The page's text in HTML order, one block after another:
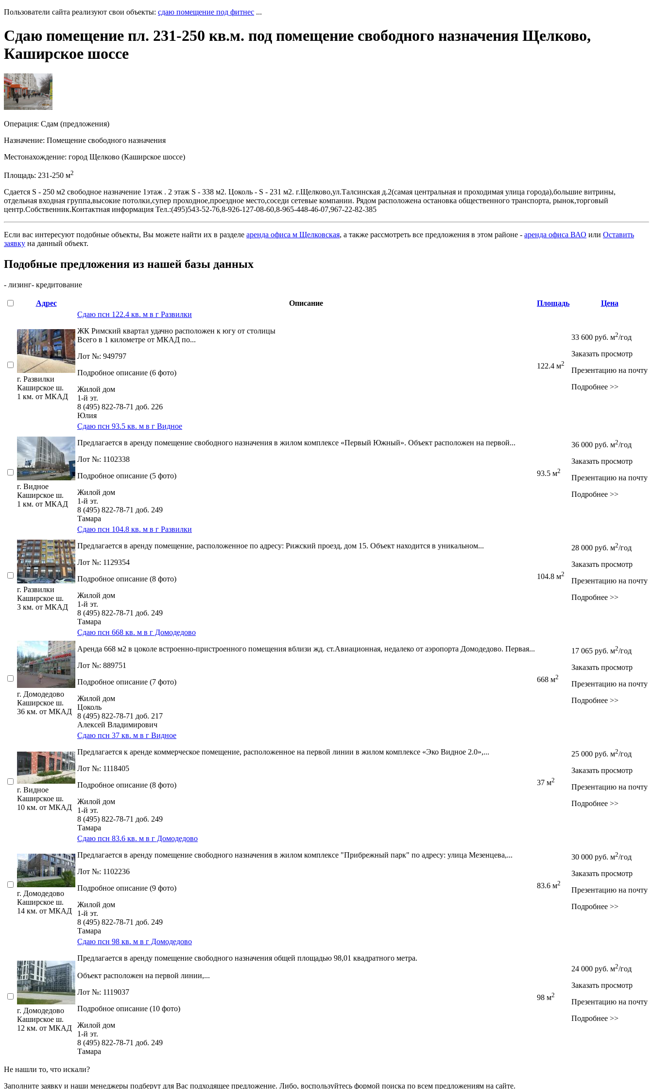
Пользователи сайта реализуют свои объекты: сдаю помещение под фитнес ...
Сдаю помещение пл. 231-250 кв.м. под помещение свободного назначения Щелково,
Каширское шоссе
Операция: Сдам (предложения)
Назначение: Помещение свободного назначения
Местонахождение: город Щелково (Каширское шоссе)
Площадь: 231-250 м2
Сдается S - 250 м2 свободное назначение 1этаж . 2 этаж S - 338 м2. Цоколь - S - 231 м2. г.Щелково,ул.Талсинская д.2(cамая центральная и проходимая улица города),большие витрины,
отдельная входная группа,высокие потолки,супер проходное,проездное место,соседи сетевые компании. Рядом расположена остановка общественного транспорта, рынок,торговый
центр.Собственник.Контактная информация Тел.:(495)543-52-76,8-926-127-08-60,8-965-448-46-07,967-22-82-385
Если вас интересуют подобные объекты, Вы можете найти их в разделе аренда офиса м Щелковская, а также рассмотреть все предложения в этом районе - аренда офиса ВАО или Оставить
заявку на данный объект.
Подобные предложения из нашей базы данных
- лизинг- кредитование
Адрес Описание Площадь Цена
г. Развилки
Каширское ш.
1 км. от МКАД
Сдаю псн 122.4 кв. м в г Развилки
ЖК Римский квартал удачно расположен к югу от столицы
Всего в 1 километре от МКАД по...
Лот №: 949797
Подробное описание (6 фото)
Жилой дом
1-й эт.
8 (495) 822-78-71 доб. 226
Юлия
122.4 м2
33 600 руб. м2/год
Заказать просмотр
Презентацию на почту
Подробнее >>
г. Видное
Каширское ш.
1 км. от МКАД
Сдаю псн 93.5 кв. м в г Видное
Предлагается в аренду помещение свободного назначения в жилом комплексе «Первый Южный». Объект расположен на первой...
Лот №: 1102338
Подробное описание (5 фото)
Жилой дом
1-й эт.
8 (495) 822-78-71 доб. 249
Тамара
93.5 м2
36 000 руб. м2/год
Заказать просмотр
Презентацию на почту
Подробнее >>
г. Развилки
Каширское ш.
3 км. от МКАД
Сдаю псн 104.8 кв. м в г Развилки
Предлагается в аренду помещение,­ расположенное по адресу: Рижский проезд,­ дом 15. Объект находится в уникальном...
Лот №: 1129354
Подробное описание (8 фото)
Жилой дом
1-й эт.
8 (495) 822-78-71 доб. 249
Тамара
104.8 м2
28 000 руб. м2/год
Заказать просмотр
Презентацию на почту
Подробнее >>
г. Домодедово
Каширское ш.
36 км. от МКАД
Сдаю псн 668 кв. м в г Домодедово
Аренда 668 м2 в цоколе встроенно-пристроенного помещения вблизи жд. ст.Авиационная,­ недалеко от аэропорта Домодедово. Первая...
Лот №: 889751
Подробное описание (7 фото)
Жилой дом
Цоколь
8 (495) 822-78-71 доб. 217
Алексей Владимирович
668 м2
17 065 руб. м2/год
Заказать просмотр
Презентацию на почту
Подробнее >>
г. Видное
Каширское ш.
10 км. от МКАД
Сдаю псн 37 кв. м в г Видное
Предлагается к аренде коммерческое помещение,­ расположенное на первой линии в жилом комплексе «Эко Видное 2.0»,­...
Лот №: 1118405
Подробное описание (8 фото)
Жилой дом
1-й эт.
8 (495) 822-78-71 доб. 249
Тамара
37 м2
25 000 руб. м2/год
Заказать просмотр
Презентацию на почту
Подробнее >>
г. Домодедово
Каширское ш.
14 км. от МКАД
Сдаю псн 83.6 кв. м в г Домодедово
Предлагается в аренду помещение свободного назначения в жилом комплексе "Прибрежный парк" по адресу: улица Мезенцева,­...
Лот №: 1102236
Подробное описание (9 фото)
Жилой дом
1-й эт.
8 (495) 822-78-71 доб. 249
Тамара
83.6 м2
30 000 руб. м2/год
Заказать просмотр
Презентацию на почту
Подробнее >>
г. Домодедово
Каширское ш.
12 км. от МКАД
Сдаю псн 98 кв. м в г Домодедово
Предлагается в аренду помещение свободного назначения общей площадью 98,­01 квадратного метра.
Объект расположен на первой линии,­...
Лот №: 1119037
Подробное описание (10 фото)
Жилой дом
1-й эт.
8 (495) 822-78-71 доб. 249
Тамара
98 м2
24 000 руб. м2/год
Заказать просмотр
Презентацию на почту
Подробнее >>
Не нашли то, что искали?
Заполните заявку и наши менеджеры подберут для Вас подходящее предложение. Либо, воспользуйтесь формой поиска по всем предложениям на сайте.